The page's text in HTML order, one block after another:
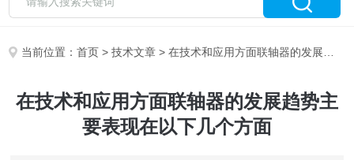
当前位置：首页 >技术文章 > 在技术和应用方面联轴器的发展趋势主要表现在以下几个方面
在技术和应用方面联轴器的发展趋势主
要表现在以下几个方面